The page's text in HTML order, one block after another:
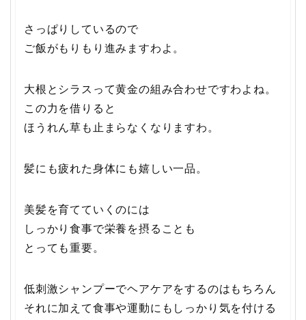
さっぱりしているので
ご飯がもりもり進みますわよ。
大根とシラスって黄金の組み合わせですわよね。
この力を借りると
ほうれん草も止まらなくなりますわ。
髪にも疲れた身体にも嬉しい一品。
美髪を育てていくのには
しっかり食事で栄養を摂ることも
とっても重要。
低刺激シャンプーでヘアケアをするのはもちろん
それに加えて食事や運動にもしっかり気を付ける